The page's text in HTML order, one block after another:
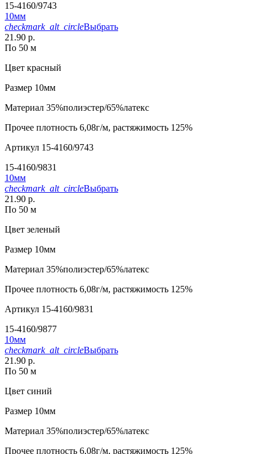
15-4160/9743
10мм
checkmark_alt_circleВыбрать
21.90 р.
По 50 м
Цвет красный
Размер 10мм
Материал 35%полиэстер/65%латекс
Прочее плотность 6,08г/м, растяжимость 125%
Артикул 15-4160/9743
15-4160/9831
10мм
checkmark_alt_circleВыбрать
21.90 р.
По 50 м
Цвет зеленый
Размер 10мм
Материал 35%полиэстер/65%латекс
Прочее плотность 6,08г/м, растяжимость 125%
Артикул 15-4160/9831
15-4160/9877
10мм
checkmark_alt_circleВыбрать
21.90 р.
По 50 м
Цвет синий
Размер 10мм
Материал 35%полиэстер/65%латекс
Прочее плотность 6,08г/м, растяжимость 125%